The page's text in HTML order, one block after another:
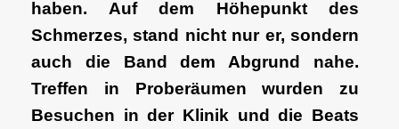
haben. Auf dem Höhepunkt des
Schmerzes, stand nicht nur er, sondern
auch die Band dem Abgrund nahe.
Treffen in Proberäumen wurden zu
Besuchen in der Klinik und die Beats